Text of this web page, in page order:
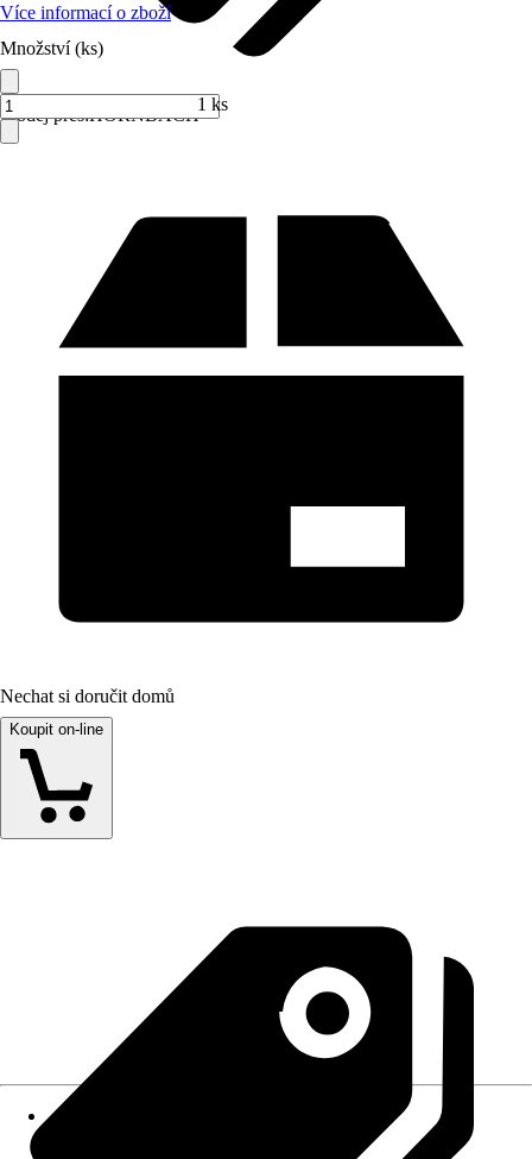
Prodej přes:HORNBACH
Více informací o zboží
Množství (ks)
1 ks
Nechat si doručit domů
Koupit on-line